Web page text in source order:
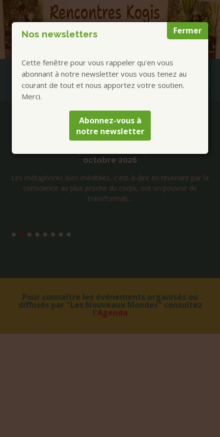
Fermer
Nos newsletters
Cette fenêtre pour vous rappeler qu'en vous
abonnant à notre newsletter vous vous tenez au
courant de tout et nous apportez votre soutien.
Merci.
Abonnez-vous à
notre newsletter
Publications à la Une !
Jacques Vigne – Métaphores du Bouddha
octobre 2026
Les métaphores bien méditées, c'est-à-dire en revenant par la
conscience au plus proche du corps, ont un pouvoir de
transformati...
Pour connaître les événements organisés ou
diffusés par "Les Nouveaux Mondes" consultez
l'Agenda